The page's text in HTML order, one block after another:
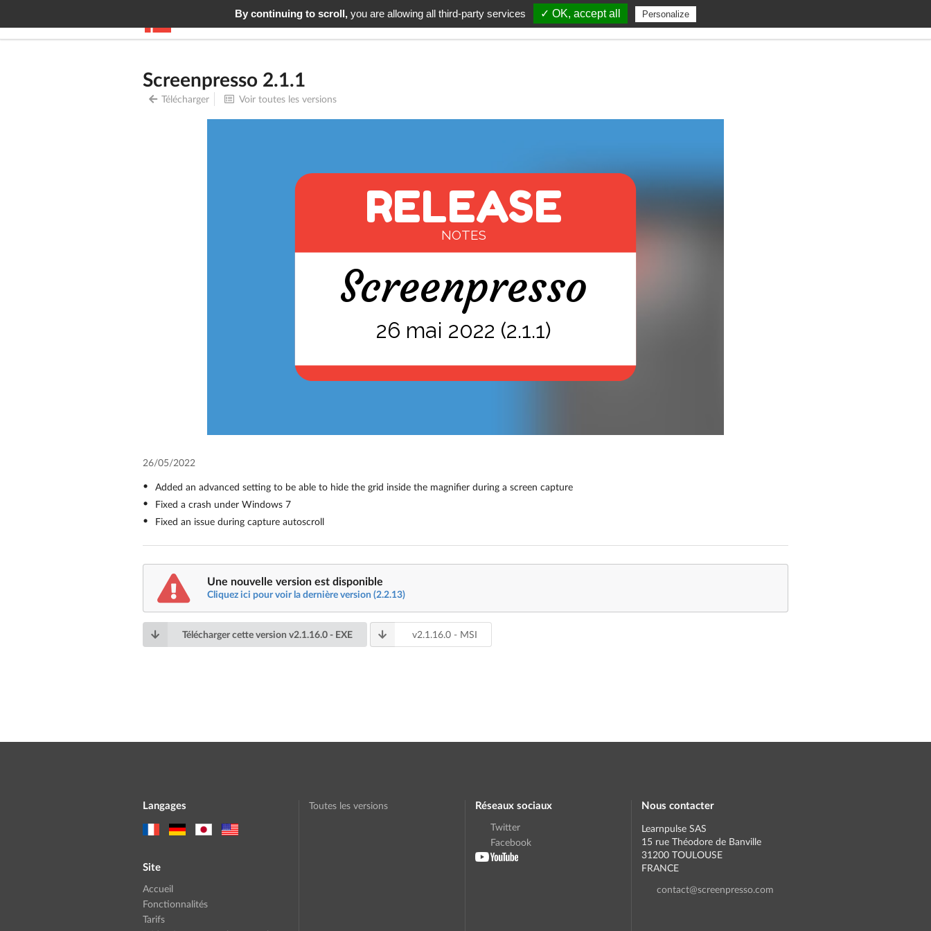
Screenpresso Fonctionnalités Télécharger Support Tarifs Renouvellement A Propos
Screenpresso 2.1.1
Télécharger Voir toutes les versions
RELEASE
NOTES
Screenpresso
26 mai 2022 (2.1.1)
26/05/2022
Added an advanced setting to be able to hide the grid inside the magnifier during a screen capture
Fixed a crash under Windows 7
Fixed an issue during capture autoscroll
Une nouvelle version est disponible
Cliquez ici pour voir la dernière version (2.2.13)
Télécharger cette version v2.1.16.0- EXE v2.1.16.0- MSI
Langages
Site
Accueil
Fonctionnalités
Tarifs
Toutes les versions Réseaux sociaux
Twitter
Facebook
Nous contacter
Learnpulse SAS
15 rue Théodore de Banville
31200 TOULOUSE
FRANCE
contact@screenpresso.com
By continuing to scroll,you are allowing all third-party services ✓ OK, accept all Personalize